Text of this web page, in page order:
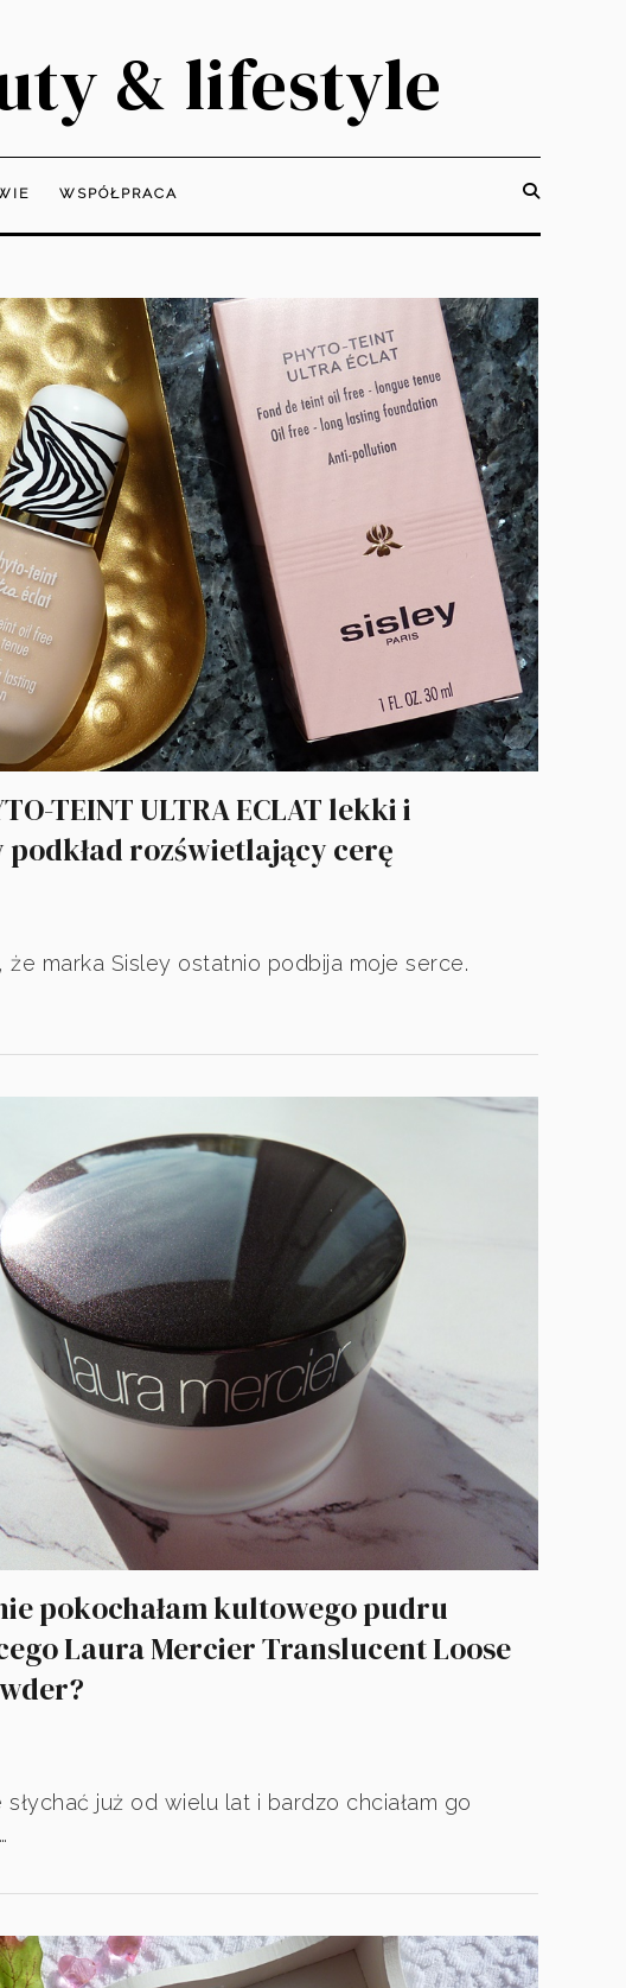
& lifestyle
WSPÓŁPRACA
TEINT ULTRA ECLAT lekki i
rozświetlający cerę
że marka Sisley ostatnio podbija moje serce.
pokochałam kultowego pudru
Laura Mercier Translucent Loose
już od wielu lat i bardzo chciałam go